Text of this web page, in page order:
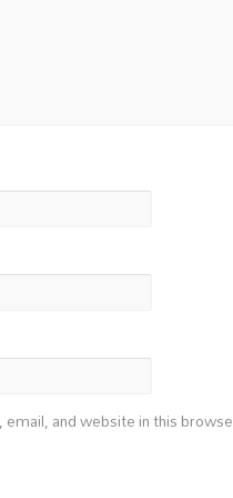
email, and website in this